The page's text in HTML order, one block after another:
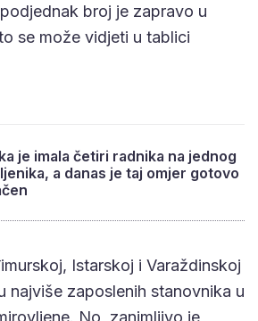
broj je zapravo u
se može vidjeti u tablici
je imala četiri radnika na jednog
a danas je taj omjer gotovo
Istarskoj i Varaždinskoj
najviše zaposlenih stanovnika u